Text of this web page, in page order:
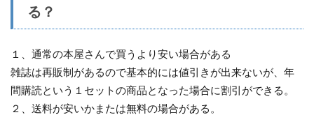
る？
１、通常の本屋さんで買うより安い場合がある
雑誌は再販制があるので基本的には値引きが出来ないが、年
間購読という１セットの商品となった場合に割引ができる。
２、送料が安いかまたは無料の場合がある。